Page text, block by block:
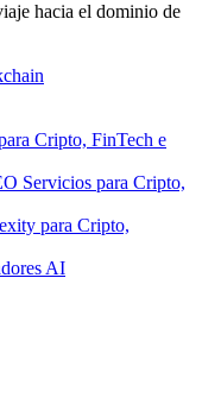
hacia el dominio de
Cripto, FinTech e
Servicios para Cripto,
para Cripto,
AI